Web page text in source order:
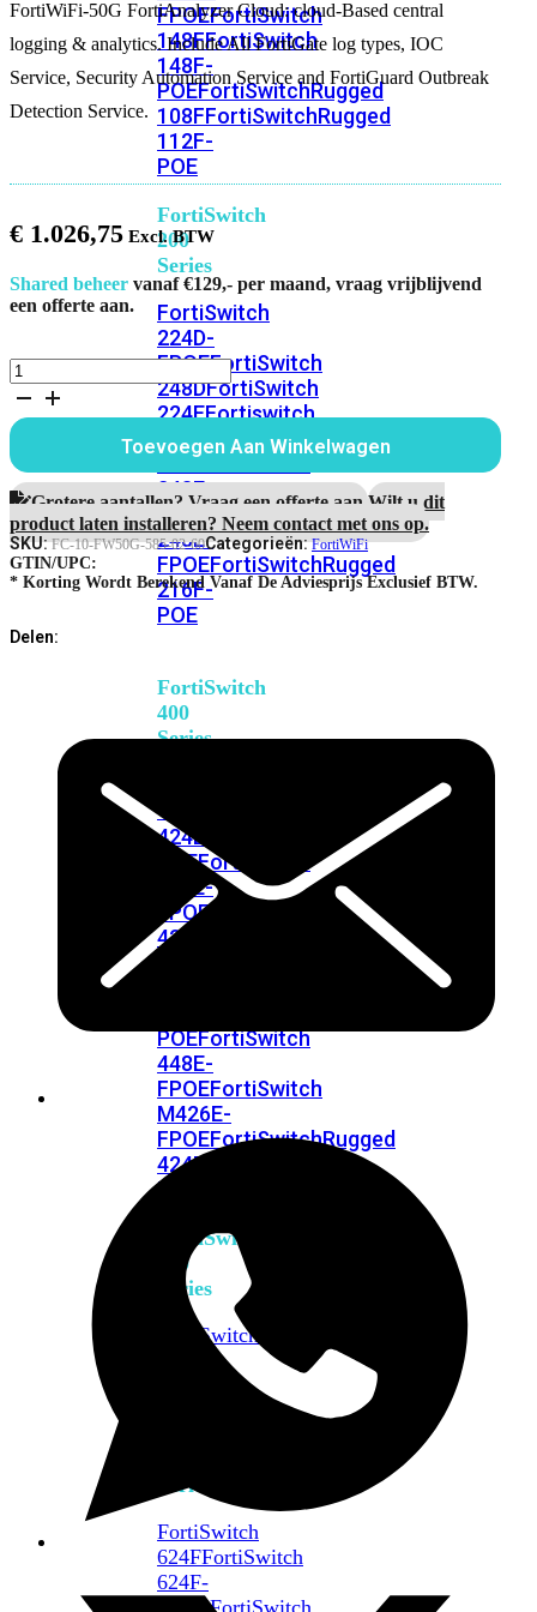
FPOEFortiSwitch
148FFortiSwitch
148F-
POEFortiSwitchRugged
108FFortiSwitchRugged
112F-
POE
FortiSwitch
200
Series
FortiSwitch
224D-
FPOEFortiSwitch
248DFortiSwitch
224EFortiswitch
224E-
POEFortiSwitch
248E-
POE
FortiSwitch
248E-
FPOEFortiSwitchRugged
216F-
POE
FortiSwitch
400
Series
424E
424E-
POEFortiSwitch
424E-
FPOE
424E-
POEFortiSwitch
448E-
FPOEFortiSwitch
M426E-
FPOEFortiSwitchRugged
424F-
POE
FortiSwitch
500
Series
FortiSwitch
Series
FortiSwitch
624FFortiSwitch
624F-
FPOEFortiSwitch
FortiWiFi-50G FortiAnalyzer Cloud: cloud-Based central
logging & analytics. Include All FortiGate log types, IOC
Service, Security Automation Service and FortiGuard Outbreak
Detection Service.
€ 1.026,75
Shared beheer vanaf €129,- per maand, vraag vrijblijvend
een offerte aan.
FortiWiFi-
50G
Jaar
FortiAnalyzer
Cloud
aantal
Toevoegen Aan Winkelwagen
Grotere aantallen? Vraag een offerte aan.Wilt u dit
product laten installeren? Neem contact met ons op.
SKU:FC-10-FW50G-585-02-60Categorieën:FortiWiFi
GTIN/UPC:
* Korting Wordt Berekend Vanaf De Adviesprijs Exclusief BTW.
Delen: